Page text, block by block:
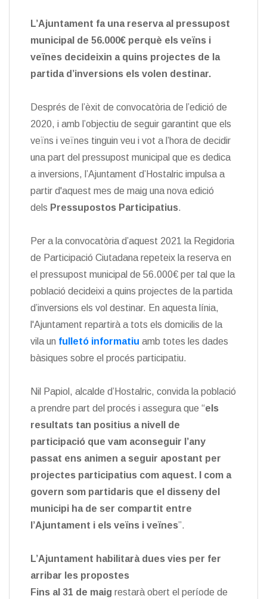
L’Ajuntament fa una reserva al pressupost
municipal de 56.000€ perquè els veïns i
veïnes decideixin a quins projectes de la
partida d’inversions els volen destinar.
Després de l’èxit de convocatòria de l’edició de
2020, i amb l’objectiu de seguir garantint que els
veïns i veïnes tinguin veu i vot a l’hora de decidir
una part del pressupost municipal que es dedica
a inversions, l’Ajuntament d’Hostalric impulsa a
partir d'aquest mes de maig una nova edició
dels Pressupostos Participatius.
Per a la convocatòria d’aquest 2021 la Regidoria
de Participació Ciutadana repeteix la reserva en
el pressupost municipal de 56.000€ per tal que la
població decideixi a quins projectes de la partida
d’inversions els vol destinar. En aquesta línia,
l'Ajuntament repartirà a tots els domicilis de la
vila un fulletó informatiu amb totes les dades
bàsiques sobre el procés participatiu.
Nil Papiol, alcalde d’Hostalric, convida la població
a prendre part del procés i assegura que “els
resultats tan positius a nivell de
participació que vam aconseguir l’any
passat ens animen a seguir apostant per
projectes participatius com aquest. I com a
govern som partidaris que el disseny del
municipi ha de ser compartit entre
l’Ajuntament i els veïns i veïnes”.
L’Ajuntament habilitarà dues vies per fer
arribar les propostes
Fins al 31 de maig restarà obert el període de